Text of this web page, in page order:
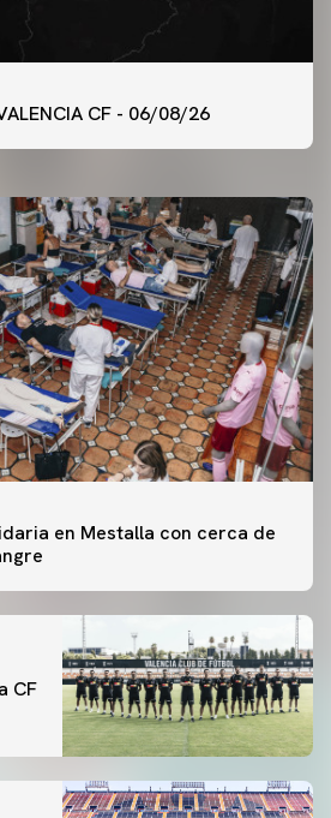
CF - 06/08/26
VALENCIA CF 6/8/2026
en Mestalla con cerca de
CF